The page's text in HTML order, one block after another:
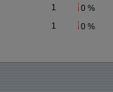
1 0 %
1 0 %